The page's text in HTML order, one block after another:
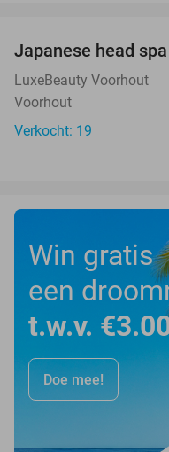
Japanese head
LuxeBeauty Voorhout
Voorhout
Verkocht: 19
Win gratis
een
t.w.v.
Doe mee!